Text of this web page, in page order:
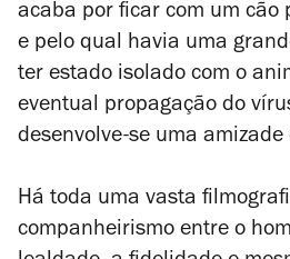
acaba por ficar com um cão
e pelo qual havia uma
ter estado isolado com o
eventual propagação do
desenvolve-se uma amizade
Há toda uma vasta
companheirismo entre o